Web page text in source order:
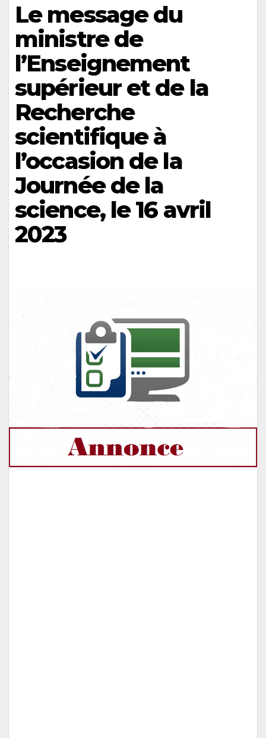
Le message du
ministre de
l’Enseignement
supérieur et de la
Recherche
scientifique à
l’occasion de la
Journée de la
science, le 16 avril
2023